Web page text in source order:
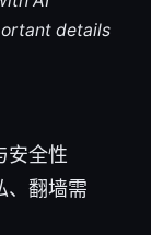
details
安全性
、翻墙需